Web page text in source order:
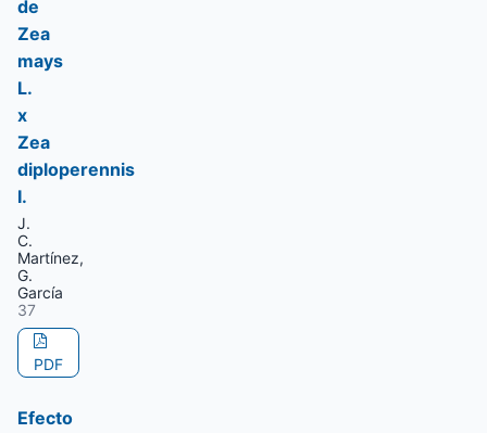
de
Zea
mays
L.
x
Zea
diploperennis
I.
J.
C.
Martínez,
G.
García
37
PDF
Efecto